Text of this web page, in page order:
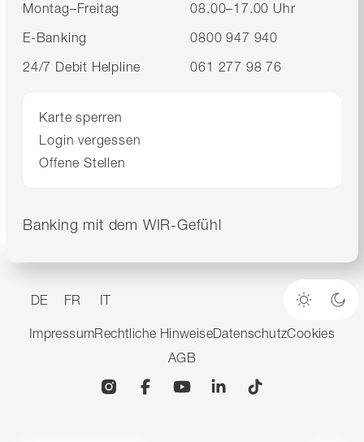
Montag–Freitag
08.00–17.00 Uhr
E-Banking
0800 947 940
24/7 Debit Helpline
061 277 98 76
Karte sperren
Login vergessen
Offene Stellen
Banking mit dem WIR-Gefühl
DE FR IT
Heller
ImpressumRechtliche HinweiseDatenschutzCookies
AGB
InstagramFacebookYouTubeLinkedin